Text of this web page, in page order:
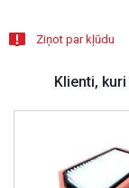
Ziņot par kļūdu
Klienti,